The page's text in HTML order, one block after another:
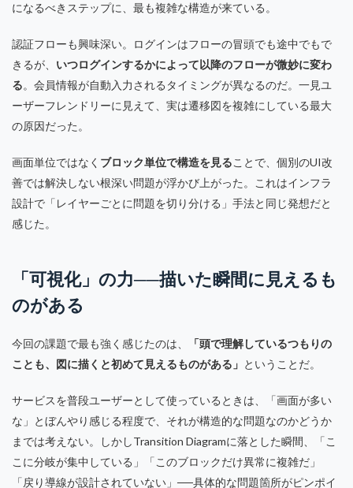
になるべきステップに、最も複雑な構造が来ている。
認証フローも興味深い。ログインはフローの冒頭でも途中でもで
きるが、 いつログインするかによって以降のフローが微妙に変わ
る。会員情報が自動入力されるタイミングが異なるのだ。一見ユ
ーザーフレンドリーに見えて、実は遷移図を複雑にしている最大
の原因だった。
画面単位ではなく ブロック単位で構造を見ることで、個別のUI改
善では解決しない根深い問題が浮かび上がった。これはインフラ
設計で「レイヤーごとに問題を切り分ける」手法と同じ発想だと
感じた。
「可視化」の力──描いた瞬間に見えるも
のがある
今回の課題で最も強く感じたのは、
「頭で理解しているつもりの
ことも、図に描くと初めて見えるものがある」 ということだ。
サービスを普段ユーザーとして使っているときは、「画面が多い
な」とぼんやり感じる程度で、それが構造的な問題なのかどうか
までは考えない。しかしTransition Diagramに落とした瞬間、「こ
こに分岐が集中している」「このブロックだけ異常に複雑だ」
「戻り導線が設計されていない」──具体的な問題箇所がピンポイ